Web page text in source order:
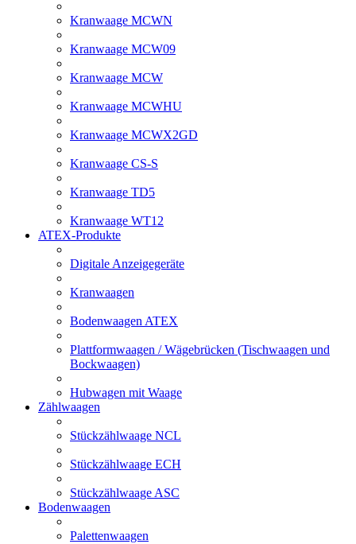
Kranwaage MCWN
Kranwaage MCW09
Kranwaage MCW
Kranwaage MCWHU
Kranwaage MCWX2GD
Kranwaage CS-S
Kranwaage TD5
Kranwaage WT12
ATEX-Produkte
Digitale Anzeigegeräte
Kranwaagen
Bodenwaagen ATEX
Plattformwaagen / Wägebrücken (Tischwaagen und
Bockwaagen)
Hubwagen mit Waage
Zählwaagen
Stückzählwaage NCL
Stückzählwaage ECH
Stückzählwaage ASC
Bodenwaagen
Palettenwaagen